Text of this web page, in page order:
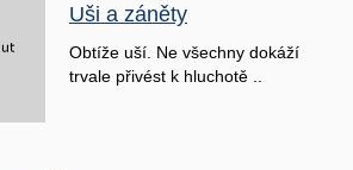
Uši a záněty
Obtíže uší. Ne všechny dokáží
trvale přivést k hluchotě ..